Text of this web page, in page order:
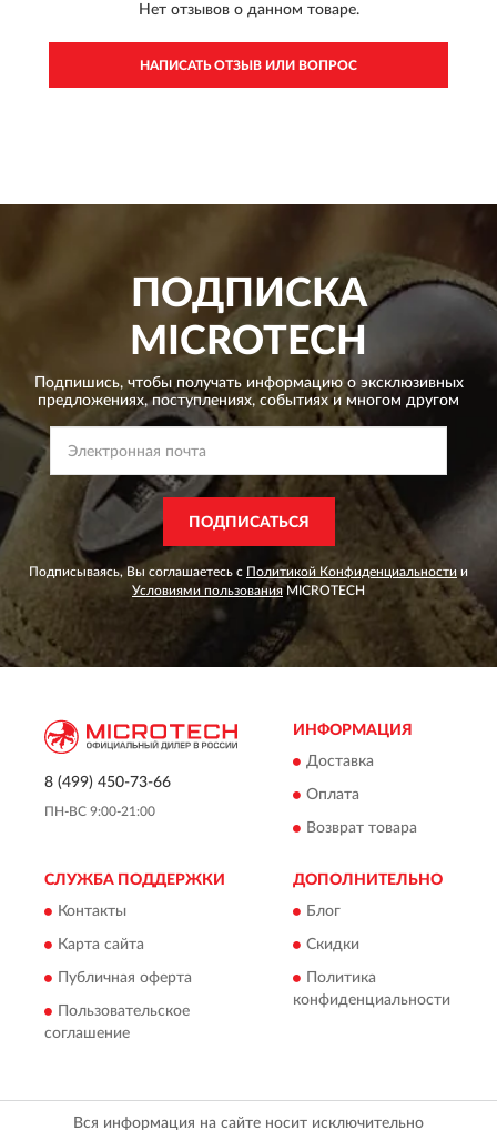
Нет отзывов о данном товаре.
НАПИСАТЬ ОТЗЫВ ИЛИ ВОПРОС
ПОДПИСКА
MICROTECH
Подпишись, чтобы получать информацию о эксклюзивных
предложениях,поступлениях, событиях и многом другом
ПОДПИСАТЬСЯ
Подписываясь, Вы соглашаетесь с Политикой Конфиденциальности и
Условиями пользованияMICROTECH
8 (499) 450-73-66
ПН-ВС 9:00-21:00
ИНФОРМАЦИЯ
Доставка
Оплата
Возврат товара
СЛУЖБА ПОДДЕРЖКИ
Контакты
Карта сайта
Публичная оферта
Пользовательское
соглашение
ДОПОЛНИТЕЛЬНО
Блог
Скидки
Политика
конфиденциальности
Вся информация на сайте носит исключительно